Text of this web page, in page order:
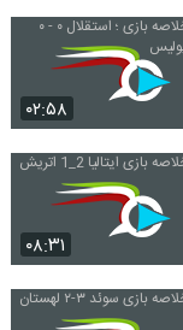
۰۲:۵۸
۰۸:۳۱